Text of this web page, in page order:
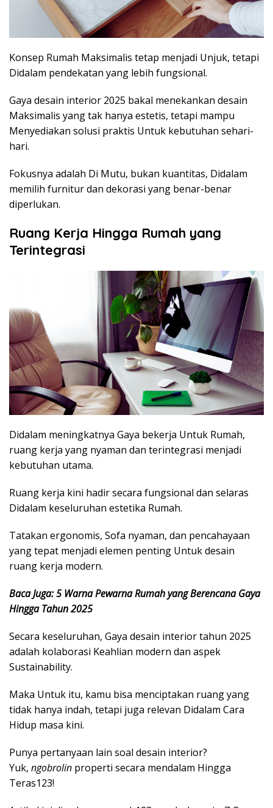
Konsep Rumah Maksimalis tetap menjadi Unjuk, tetapi
Didalam pendekatan yang lebih fungsional.
Gaya desain interior 2025 bakal menekankan desain
Maksimalis yang tak hanya estetis, tetapi mampu
Menyediakan solusi praktis Untuk kebutuhan sehari-
hari.
Fokusnya adalah Di Mutu, bukan kuantitas, Didalam
memilih furnitur dan dekorasi yang benar-benar
diperlukan.
Ruang Kerja Hingga Rumah yang
Terintegrasi
Didalam meningkatnya Gaya bekerja Untuk Rumah,
ruang kerja yang nyaman dan terintegrasi menjadi
kebutuhan utama.
Ruang kerja kini hadir secara fungsional dan selaras
Didalam keseluruhan estetika Rumah.
Tatakan ergonomis, Sofa nyaman, dan pencahayaan
yang tepat menjadi elemen penting Untuk desain
ruang kerja modern.
Baca Juga: 5 Warna Pewarna Rumah yang Berencana Gaya
Hingga Tahun 2025
Secara keseluruhan, Gaya desain interior tahun 2025
adalah kolaborasi Keahlian modern dan aspek
Sustainability.
Maka Untuk itu, kamu bisa menciptakan ruang yang
tidak hanya indah, tetapi juga relevan Didalam Cara
Hidup masa kini.
Punya pertanyaan lain soal desain interior?
Yuk, ngobrolin properti secara mendalam Hingga
Teras123!